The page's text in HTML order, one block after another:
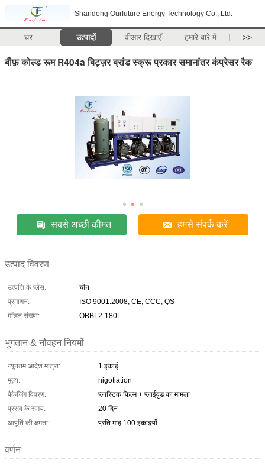
Shandong Ourfuture Energy Technology Co., Ltd.
घर उत्पादों वीआर दिखाएँ हमारे बारे में >>
बीफ़ कोल्ड रूम R404a बिट्ज़र ब्रांड स्क्रू प्रकार समानांतर कंप्रेसर रैक
सबसे अच्छी कीमत हमसे संपर्क करें
उत्पाद विवरण
उत्पत्ति के प्लेस:
चीन
प्रमाणन:
ISO 9001:2008, CE, CCC, QS
मॉडल संख्या:
OBBL2-180L
भुगतान & नौवहन नियमों
न्यूनतम आदेश मात्रा:
1 इकाई
मूल्य:
nigotiation
पैकेजिंग विवरण:
प्लास्टिक फिल्म + प्लाईवुड का मामला
प्रसव के समय:
20 दिन
आपूर्ति की क्षमता:
प्रति माह 100 इकाइयों
वर्णन